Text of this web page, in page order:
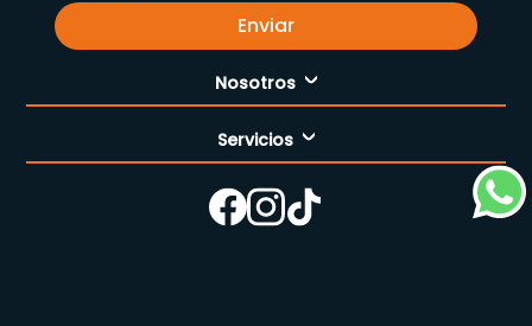
Enviar
Nosotros
Nuestra empresa
Cómo comprar
Nuestras tiendas
Servicios
Enfermería